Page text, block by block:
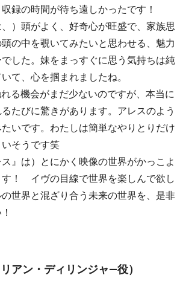
録の時間が待ち遠しかったです！
、）頭がよく、好奇心が旺盛で、家族思
の中を覗いてみたいと思わせる、魅力
した。妹をまっすぐに思う気持ちは純
て、心を掴まれましたね。
る機会がまだ少ないのですが、本当に
たびに驚きがあります。アレスのよう
いです。わたしは簡単なやりとりだけ
そうです笑
ス』は）とにかく映像の世界がかっこよ
す！ イヴの目線で世界を楽しんで欲し
世界と混ざり合う未来の世界を、是非
アン・ディリンジャ―役）